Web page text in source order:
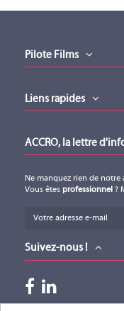
Pilote Films
Liens rapides
ACCRO, la lettre
Ne manquez rien de
Vous êtes professionnel ?
Suivez-nous !